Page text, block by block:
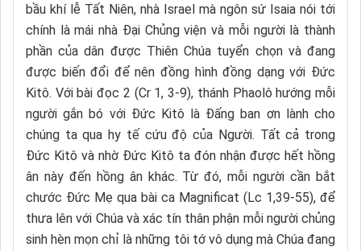
bầu khí lễ Tất Niên, nhà Israel mà ngôn sứ Isaia nói tới
chính là mái nhà Đại Chủng viện và mỗi người là thành
phần của dân được Thiên Chúa tuyển chọn và đang
được biến đổi để nên đồng hình đồng dạng với Đức
Kitô. Với bài đọc 2 (Cr 1, 3-9), thánh Phaolô hướng mỗi
người gắn bó với Đức Kitô là Đấng ban ơn lành cho
chúng ta qua hy tế cứu độ của Người. Tất cả trong
Đức Kitô và nhờ Đức Kitô ta đón nhận được hết hồng
ân này đến hồng ân khác. Từ đó, mỗi người cần bắt
chước Đức Mẹ qua bài ca Magnificat (Lc 1,39-55), để
thưa lên với Chúa và xác tín thân phận mỗi người chủng
sinh hèn mọn chỉ là những tôi tớ vô dụng mà Chúa đang